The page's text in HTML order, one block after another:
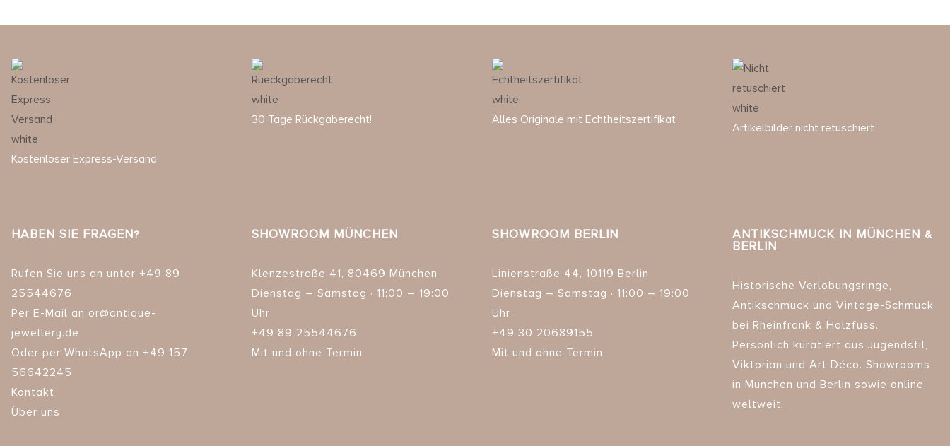
Kostenloser Express-Versand
30 Tage Rückgaberecht! Alles Originale mit Echtheitszertifikat
Artikelbilder nicht retuschiert
HABEN SIE FRAGEN?
Rufen Sie uns an unter +49 89
25544676
Per E-Mail an or@antique-
jewellery.de
Oder per WhatsApp an +49 157
56642245
Kontakt
Über uns
SHOWROOM MÜNCHEN
Klenzestraße 41, 80469 München
Dienstag – Samstag · 11:00 – 19:00
Uhr
+49 89 25544676
Mit und ohne Termin
SHOWROOM BERLIN
Linienstraße 44, 10119 Berlin
Dienstag – Samstag · 11:00 – 19:00
Uhr
+49 30 20689155
Mit und ohne Termin
ANTIKSCHMUCK IN MÜNCHEN &
BERLIN
Historische Verlobungsringe,
Antikschmuck und Vintage-Schmuck
bei Rheinfrank & Holzfuss.
Persönlich kuratiert aus Jugendstil,
Viktorian und Art Déco. Showrooms
in München und Berlin sowie online
weltweit.